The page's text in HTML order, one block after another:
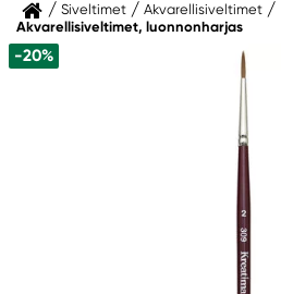
Siveltimet
Akvarellisiveltimet
Akvarellisiveltimet, luonnonharjas
-20%